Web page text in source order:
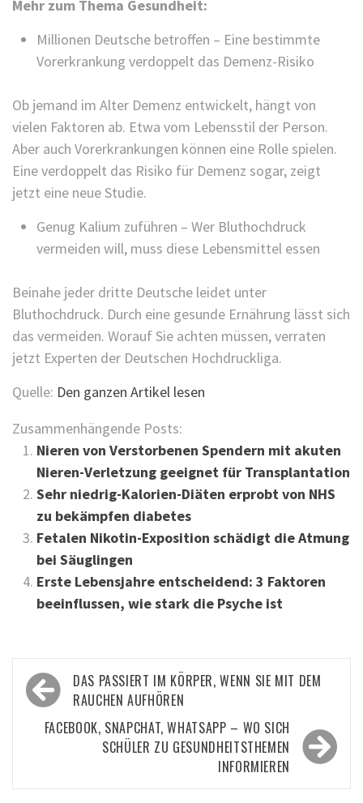
Mehr zum Thema Gesundheit:
Millionen Deutsche betroffen – Eine bestimmte
Vorerkrankung verdoppelt das Demenz-Risiko
Ob jemand im Alter Demenz entwickelt, hängt von
vielen Faktoren ab. Etwa vom Lebensstil der Person.
Aber auch Vorerkrankungen können eine Rolle spielen.
Eine verdoppelt das Risiko für Demenz sogar, zeigt
jetzt eine neue Studie.
Genug Kalium zuführen – Wer Bluthochdruck
vermeiden will, muss diese Lebensmittel essen
Beinahe jeder dritte Deutsche leidet unter
Bluthochdruck. Durch eine gesunde Ernährung lässt sich
das vermeiden. Worauf Sie achten müssen, verraten
jetzt Experten der Deutschen Hochdruckliga.
Quelle: Den ganzen Artikel lesen
Zusammenhängende Posts:
Nieren von Verstorbenen Spendern mit akuten
Nieren-Verletzung geeignet für Transplantation
Sehr niedrig-Kalorien-Diäten erprobt von NHS
zu bekämpfen diabetes
Fetalen Nikotin-Exposition schädigt die Atmung
bei Säuglingen
Erste Lebensjahre entscheidend: 3 Faktoren
beeinflussen, wie stark die Psyche ist
Beitragsnavigation
DAS PASSIERT IM KÖRPER, WENN SIE MIT DEM
RAUCHEN AUFHÖREN
FACEBOOK, SNAPCHAT, WHATSAPP – WO SICH
SCHÜLER ZU GESUNDHEITSTHEMEN
INFORMIEREN